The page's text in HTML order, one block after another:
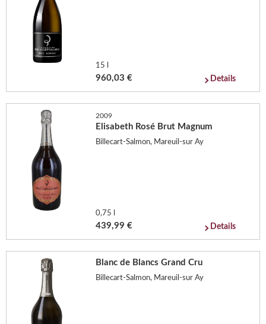
15 l
960,03 € Details
2009
Elisabeth Rosé Brut Magnum
Billecart-Salmon, Mareuil-sur Ay
0,75 l
439,99 € Details
Blanc de Blancs Grand Cru
Billecart-Salmon, Mareuil-sur Ay